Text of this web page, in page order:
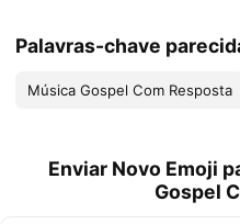
Palavras-chave
Música Gospel Com Resposta
Enviar Novo Emoji
Gospel